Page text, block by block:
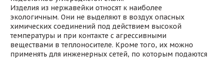
Изделия из нержавейки относят к наиболее
экологичным. Они не выделяют в воздух опасных
химических соединений под действием высокой
температуры и при контакте с агрессивными
веществами в теплоносителе. Кроме того, их можно
применять для инженерных сетей, по которым подаются